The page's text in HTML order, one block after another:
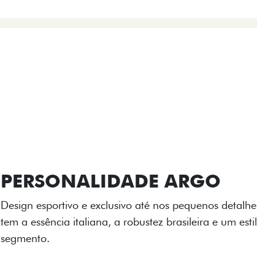
ACABAMENTO E DESIGN
A flag italiana e o novo logo Fiat também aparecem
carro, que possui acabamento impecável e detalhes